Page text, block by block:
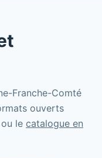
Franche-Comté
ouverts
ou le catalogue en